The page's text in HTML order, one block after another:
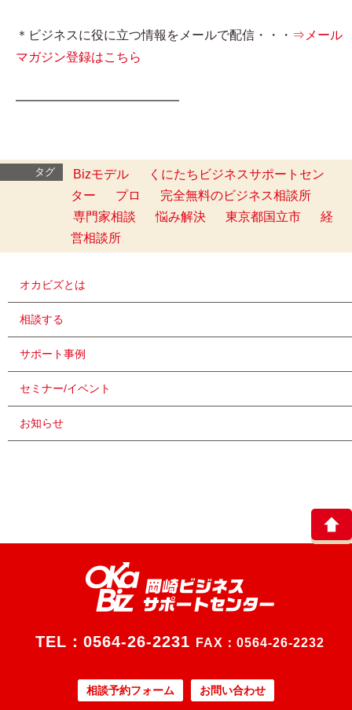
＊ビジネスに役に立つ情報をメールで配信・・・ ⇒メール
マガジン登録はこちら
━━━━━━━━━━━━━
タグ Bizモデル
くにたちビジネスサポートセン
ター
プロ
完全無料のビジネス相談所
専門家相談
悩み解決 東京都国立市
経
営相談所
オカビズとは
相談する
サポート事例
セミナー/イベント
お知らせ
TEL： 0564-26-2231 FAX：0564-26-2232
相談予約フォーム お問い合わせ